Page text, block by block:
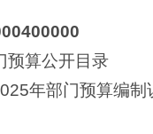
预算公开目录
年部门预算编制